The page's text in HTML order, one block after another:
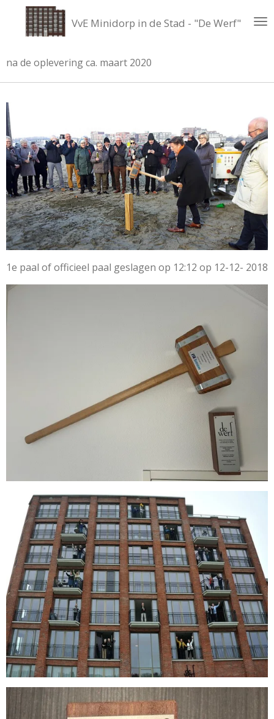
direct
hoofdinhoud
VvE Minidorp in de Stad - "De Werf"
na de oplevering ca. maart 2020
1e paal of officieel paal geslagen op 12:12 op 12-12- 2018